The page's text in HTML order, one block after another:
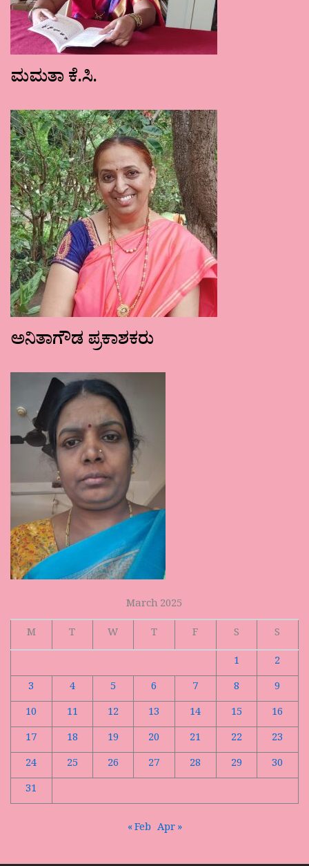
ಮಮತಾ ಕೆ.ಸಿ.
ಅನಿತಾಗೌಡ ಪ್ರಕಾಶಕರು
March 2025
M
T W T F S
S
1
2
3
4 5 6 7 8
9
10
11 12 13 14 15
16
17
18 19 20 21 22
23
24
25 26 27 28 29
30
31
« Feb Apr »